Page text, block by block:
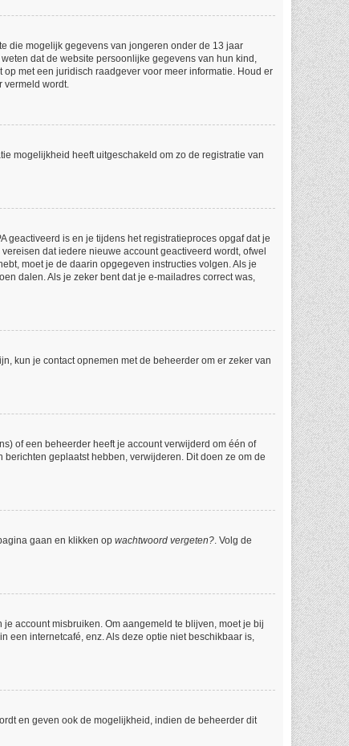
die mogelijk gegevens van jongeren onder de 13 jaar
dat de website persoonlijke gegevens van hun kind,
met een juridisch raadgever voor meer informatie. Houd er
vermeld wordt.
mogelijkheid heeft uitgeschakeld om zo de registratie van
geactiveerd is en je tijdens het registratieproces opgaf dat je
dat iedere nieuwe account geactiveerd wordt, ofwel
moet je de daarin opgegeven instructies volgen. Als je
dalen. Als je zeker bent dat je e-mailadres correct was,
kun je contact opnemen met de beheerder om er zeker van
of een beheerder heeft je account verwijderd om één of
geplaatst hebben, verwijderen. Dit doen ze om de
gaan en klikken op wachtwoord vergeten?. Volg de
account misbruiken. Om aangemeld te blijven, moet je bij
een internetcafé, enz. Als deze optie niet beschikbaar is,
en geven ook de mogelijkheid, indien de beheerder dit